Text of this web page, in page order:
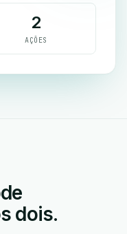
2
AÇÕES
dois.